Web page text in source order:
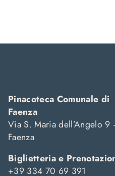
Pinacoteca Comunale di
Faenza
Via S. Maria dell’Angelo 9
Faenza
Biglietteria e
+39 334 70 69 391